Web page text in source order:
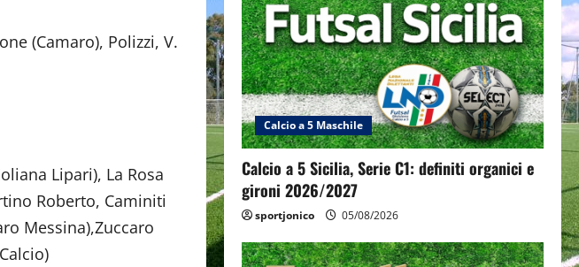
(Camaro), Polizzi, V.
Lipari), La Rosa
Roberto, Caminiti
Messina),Zuccaro
Calcio a 5 Maschile
Calcio a 5 Sicilia, Serie C1: definiti organici e
gironi 2026/2027
sportjonico 05/08/2026